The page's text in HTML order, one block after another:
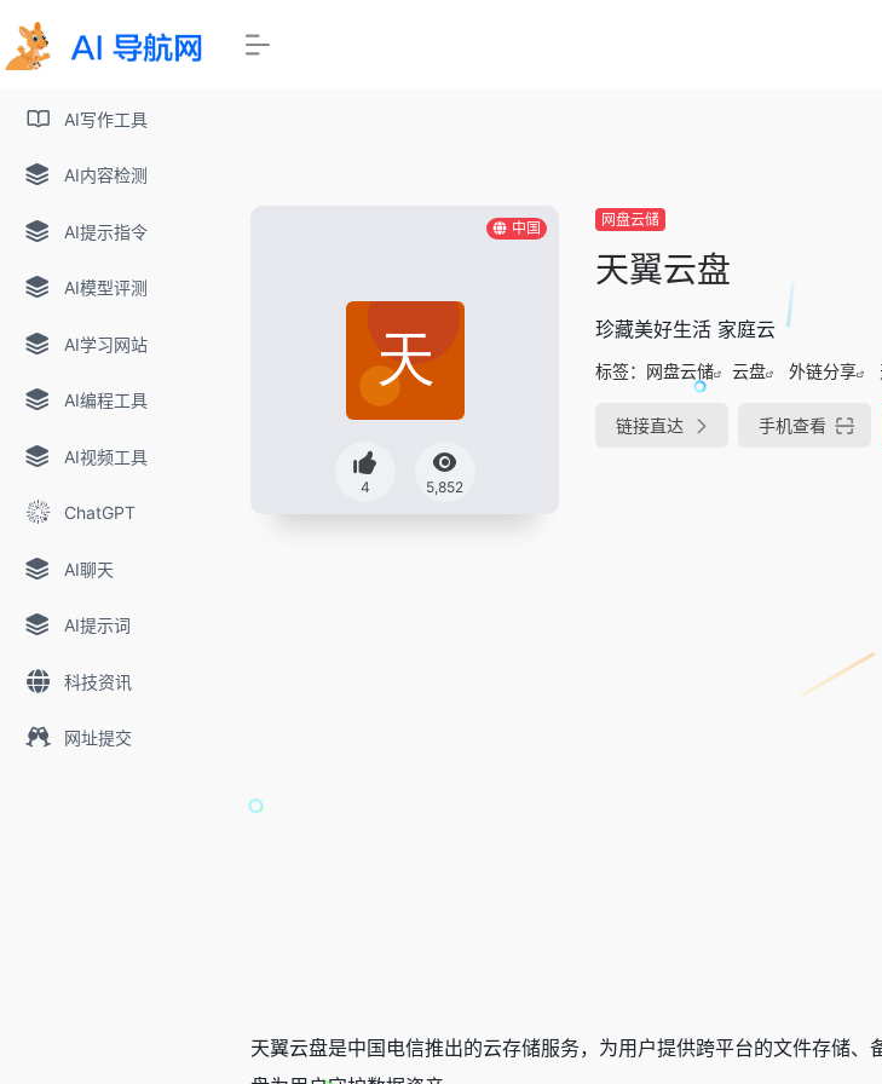
AI写作工具
AI内容检测
AI提示指令
AI模型评测
AI学习网站
AI编程工具
AI视频工具
ChatGPT
AI聊天
AI提示词
科技资讯
网址提交
中国
4 5,852
网盘云储
天翼云盘
珍藏美好生活 家庭云
标签： 网盘云储 云盘 外链分享
链接直达 手机查看
天翼云盘是中国电信推出的云存储服务，为用户提供跨平台的文件存储